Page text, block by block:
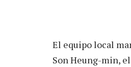
El equipo local
Son Heung-min,